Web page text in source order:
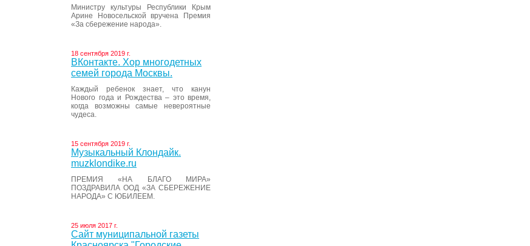
Министру культуры Республики Крым
Арине Новосельской вручена Премия
«За сбережение народа».
18 сентября 2019 г.
ВКонтакте. Хор многодетных
семей города Москвы.
Каждый ребенок знает, что канун
Нового года и Рождества – это время,
когда возможны самые невероятные
чудеса.
15 сентября 2019 г.
Музыкальный Клондайк.
muzklondike.ru
ПРЕМИЯ «НА БЛАГО МИРА»
ПОЗДРАВИЛА ООД «ЗА СБЕРЕЖЕНИЕ
НАРОДА» С ЮБИЛЕЕМ.
25 июля 2017 г.
Сайт муниципальной газеты